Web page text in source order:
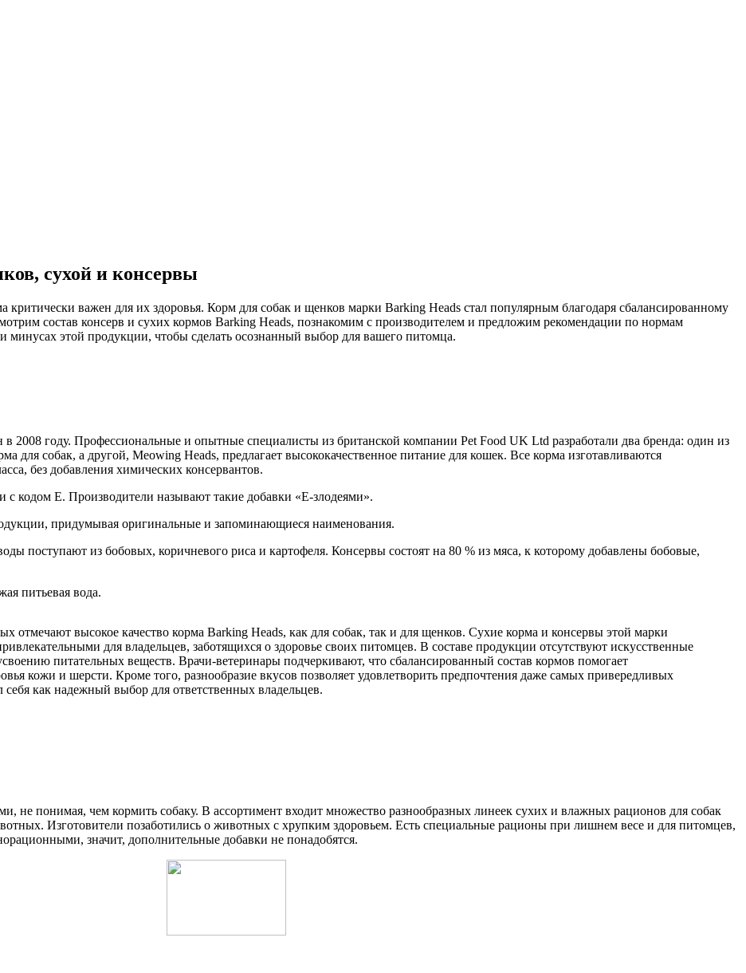
сухой и консервы
важен для их здоровья. Корм для собак и щенков марки Barking Heads стал популярным благодаря сбалансированному
состав консерв и сухих кормов Barking Heads, познакомим с производителем и предложим рекомендации по нормам
минусах этой продукции, чтобы сделать осознанный выбор для вашего питомца.
2008 году. Профессиональные и опытные специалисты из британской компании Pet Food UK Ltd разработали два бренда: один из
для собак, а другой, Meowing Heads, предлагает высококачественное питание для кошек. Все корма изготавливаются
без добавления химических консервантов.
с кодом Е. Производители называют такие добавки «Е-злодеями».
придумывая оригинальные и запоминающиеся наименования.
поступают из бобовых, коричневого риса и картофеля. Консервы состоят на 80 % из мяса, к которому добавлены бобовые,
питьевая вода.
отмечают высокое качество корма Barking Heads, как для собак, так и для щенков. Сухие корма и консервы этой марки
для владельцев, заботящихся о здоровье своих питомцев. В составе продукции отсутствуют искусственные
питательных веществ. Врачи-ветеринары подчеркивают, что сбалансированный состав кормов помогает
кожи и шерсти. Кроме того, разнообразие вкусов позволяет удовлетворить предпочтения даже самых привередливых
как надежный выбор для ответственных владельцев.
не понимая, чем кормить собаку. В ассортимент входит множество разнообразных линеек сухих и влажных рационов для собак
Изготовители позаботились о животных с хрупким здоровьем. Есть специальные рационы при лишнем весе и для питомцев,
значит, дополнительные добавки не понадобятся.